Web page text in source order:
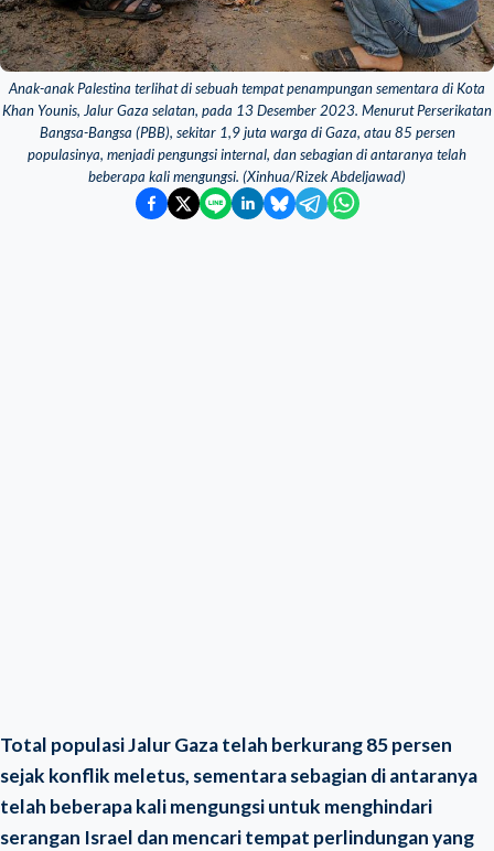
Anak-anak Palestina terlihat di sebuah tempat penampungan sementara di Kota
Khan Younis, Jalur Gaza selatan, pada 13 Desember 2023. Menurut Perserikatan
Bangsa-Bangsa (PBB), sekitar 1,9 juta warga di Gaza, atau 85 persen
populasinya, menjadi pengungsi internal, dan sebagian di antaranya telah
beberapa kali mengungsi. (Xinhua/Rizek Abdeljawad)
Total populasi Jalur Gaza telah berkurang 85 persen
sejak konflik meletus, sementara sebagian di antaranya
telah beberapa kali mengungsi untuk menghindari
serangan Israel dan mencari tempat perlindungan yang